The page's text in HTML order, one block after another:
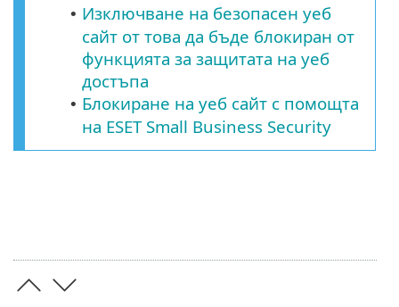
• Изключване на безопасен уеб
сайт от това да бъде блокиран от
функцията за защитата на уеб
достъпа
• Блокиране на уеб сайт с помощта
на ESET Small Business Security